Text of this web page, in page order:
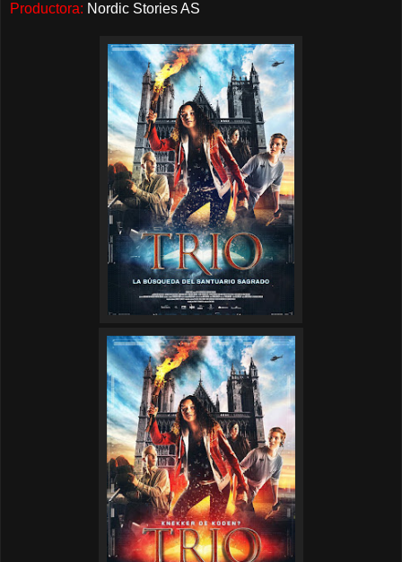
Productora: Nordic Stories AS